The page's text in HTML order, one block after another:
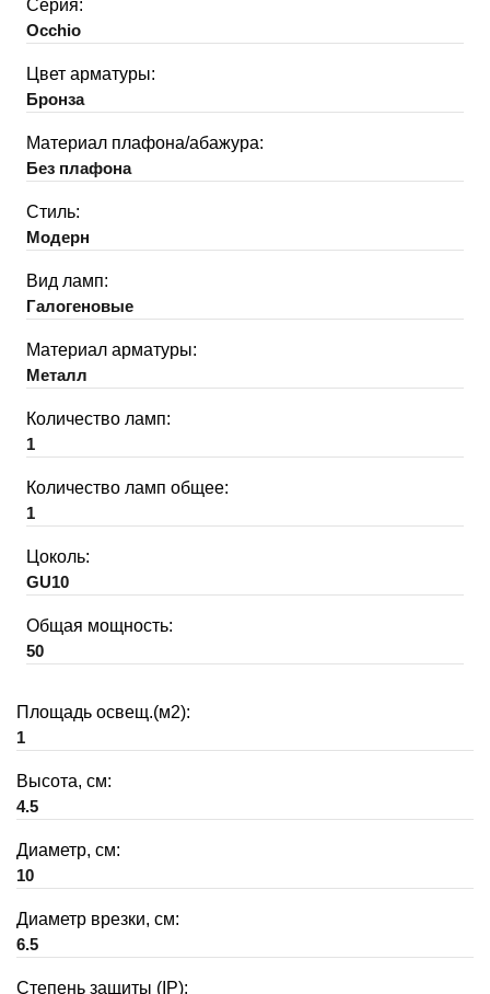
Серия:
Occhio
Цвет арматуры:
Бронза
Материал плафона/абажура:
Без плафона
Стиль:
Модерн
Вид ламп:
Галогеновые
Материал арматуры:
Металл
Количество ламп:
1
Количество ламп общее:
1
Цоколь:
GU10
Общая мощность:
50
Площадь освещ.(м2):
1
Высота, см:
4.5
Диаметр, см:
10
Диаметр врезки, см:
6.5
Степень защиты (IP):